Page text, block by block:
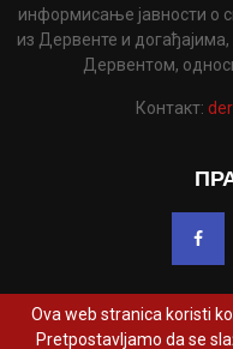
информисање јавности о
из Дервенте и
Дервентом,
Контакт:
Ova web stranica koristi
Pretpostavljamo da se